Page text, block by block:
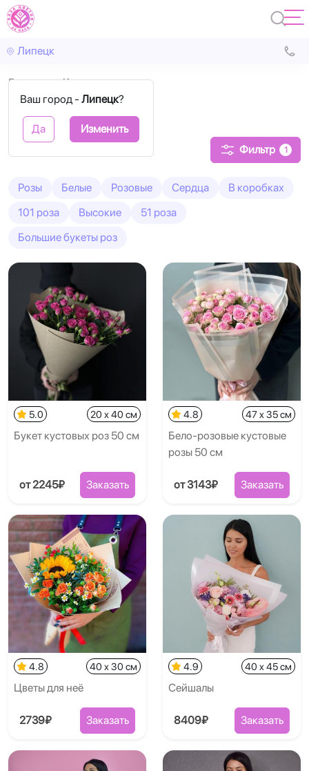
Липецк
Ваш город - Липецк?
Да Изменить
Главная Кустовые
Кустовые розы
Фильтр 1
Розы Белые Розовые Сердца
В коробках
101 роза
Высокие
51 роза
Большие букеты роз
5.0 20 x 40 см
Букет кустовых роз 50 см
от 2245₽ Заказать
4.8 47 x 35 см
Бело-розовые кустовые
розы 50 см
от 3143₽ Заказать
4.8 40 x 30 см
Цветы для неё
2739₽ Заказать
4.9 40 x 45 см
Сейшалы
8409₽ Заказать